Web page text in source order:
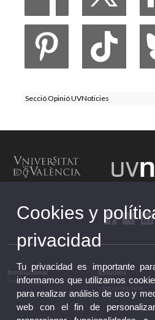
Secció Opinió UVNoticies
Institucional
Institucional
Estudios
Estudios y
Cookies y
privacidad
Tu privacidad es importante
informamos que utilizamos
para realizar análisis de uso y
web con el fin de